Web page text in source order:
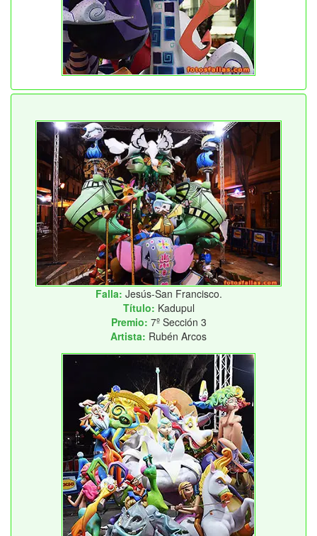
Falla: Jesús-San Francisco.
Título: Kadupul
Premio: 7º Sección 3
Artista: Rubén Arcos